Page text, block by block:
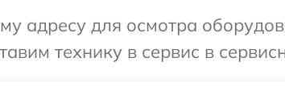
адресу для осмотра
технику в сервис в